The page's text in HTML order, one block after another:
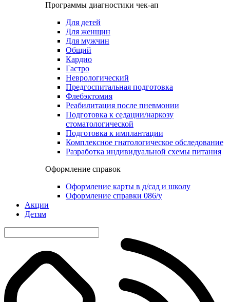
Программы диагностики чек-ап
Для детей
Для женщин
Для мужчин
Общий
Кардио
Гастро
Неврологический
Предгоспитальная подготовка
Флебэктомия
Реабилитация после пневмонии
Подготовка к седации/наркозу
стоматологической
Подготовка к имплантации
Комплексное гнатологическое обследование
Разработка индивидуальной схемы питания
Оформление справок
Оформление карты в д/сад и школу
Оформление справки 086/у
Акции
Детям